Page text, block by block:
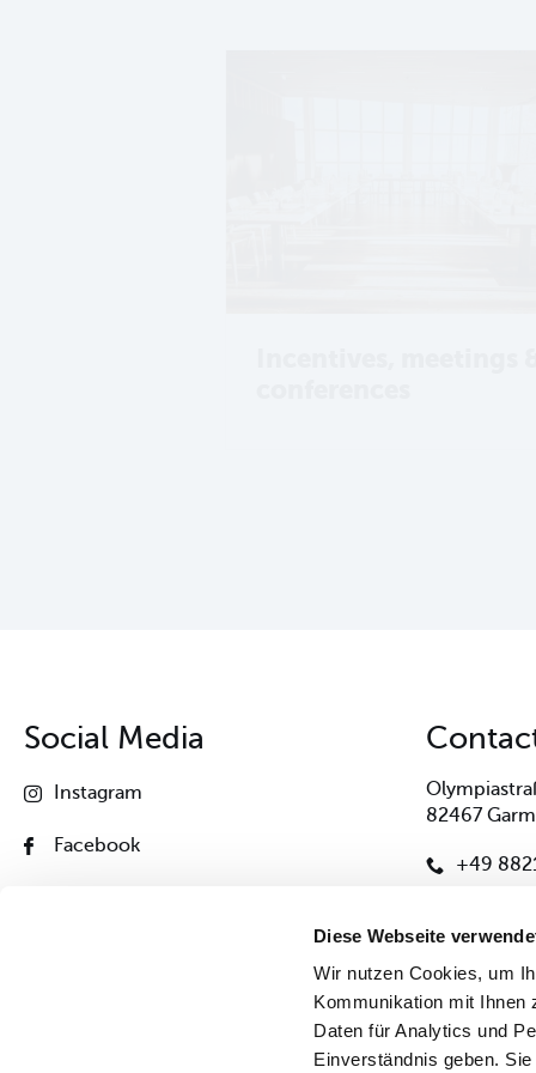
Diese Webseite
Wir nutzen Cookies, um
Kommunikation mit Ihnen
Daten für Analytics und
Einverständnis geben.
Social Media
Instagram
Facebook
82467
+49